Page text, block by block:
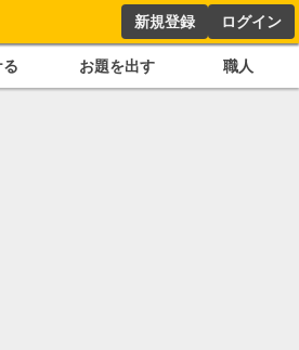
新規登録 ログイン
お題を出す 職人